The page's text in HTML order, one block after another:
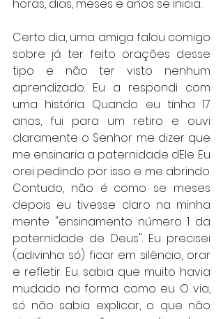
horas, dias, meses e anos se inicia.
Certo dia, uma amiga falou comigo
sobre já ter feito orações desse
tipo e não ter visto nenhum
aprendizado. Eu a respondi com
uma história. Quando eu tinha 17
anos, fui para um retiro e ouvi
claramente o Senhor me dizer que
me ensinaria a paternidade dEle. Eu
orei pedindo por isso e me abrindo.
Contudo, não é como se meses
depois eu tivesse claro na minha
mente "ensinamento número 1 da
paternidade de Deus". Eu precisei
(adivinha só) ficar em silêncio, orar
e refletir. Eu sabia que muito havia
mudado na forma como eu O via,
só não sabia explicar, o que não